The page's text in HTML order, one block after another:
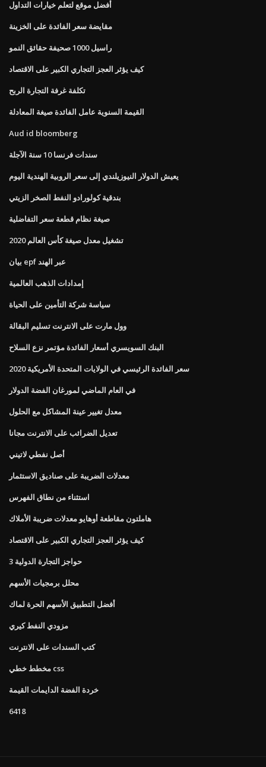
أفضل موقع لتعلم خيارات التداول
مقايضة سعر الفائدة على الخزينة
راسيل 1000 صحيفة حقائق النمو
كيف يؤثر العجز التجاري الكبير على الاقتصاد
تكلفة غرفة التجارة الربح
القيمة السنوية عامل الفائدة صيغة المعادلة
Aud id bloomberg
سندات فرنسا 10 سنة الآجلة
يعيش الدولار النيوزيلندي إلى سعر الروبية الهندية اليوم
بندقية كولورادو النفط الصخر الزيتي
صيغة نظام قطعة سعر التفاضلية
تشغيل معدل صيغة كأس العالم 2020
بيان epf عبر الهند
إمدادات الذهب العالمية
سياسة شركة التأمين على الحياة
وول مارت على الانترنت تسليم البقالة
البنك السويسري أسعار الفائدة مؤتمر نزع السلاح
سعر الفائدة الرئيسي في الولايات المتحدة الأمريكية 2020
في العام الماضي لمورغان الفضة الدولار
معدل تغيير عينة المشاكل مع الحلول
تعديل الضرائب على الانترنت مجانا
أصل نفطي لاتيني
معدلات الضريبة على صناديق الاستثمار
استثناء من نطاق الفهرس
هاملتون مقاطعة أوهايو معدلات ضريبة الأملاك
كيف يؤثر العجز التجاري الكبير على الاقتصاد
3 حواجز التجارة الدولية
محلل برمجيات الأسهم
أفضل التطبيق الأسهم الحرة لماك
مزودي النفط كيري
كتب السندات على الانترنت
مخطط خطي css
خردة الفضة الدايمات القيمة
6418